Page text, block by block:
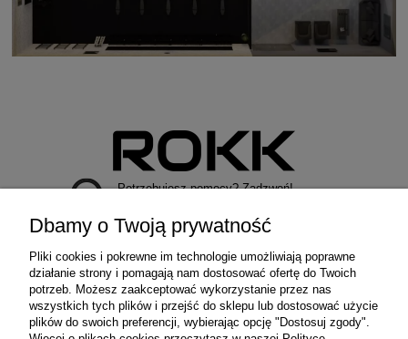
Potrzebujesz pomocy? Zadzwoń!
MOJE KONTO
Dbamy o Twoją prywatność
Pliki cookies i pokrewne im technologie umożliwiają poprawne
działanie strony i pomagają nam dostosować ofertę do Twoich
potrzeb. Możesz zaakceptować wykorzystanie przez nas
wszystkich tych plików i przejść do sklepu lub dostosować użycie
plików do swoich preferencji, wybierając opcję "Dostosuj zgody".